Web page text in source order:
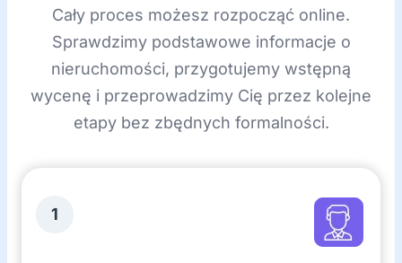
Cały proces możesz rozpocząć online.
Sprawdzimy podstawowe informacje o
nieruchomości, przygotujemy wstępną
wycenę i przeprowadzimy Cię przez kolejne
etapy bez zbędnych formalności.
1